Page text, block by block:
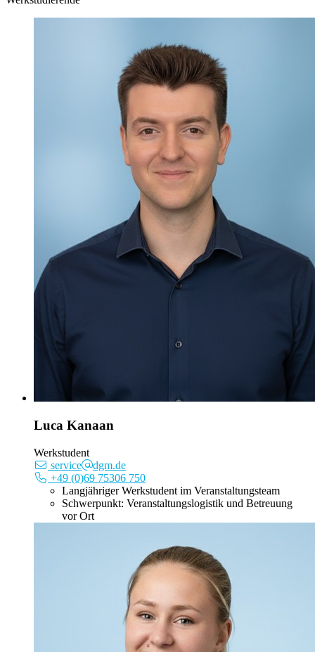
Luca Kanaan
Werkstudent
service
dgm.de
+49 (0)69 75306 750
Langjähriger Werkstudent im Veranstaltungsteam
Schwerpunkt: Veranstaltungslogistik und Betreuung
vor Ort